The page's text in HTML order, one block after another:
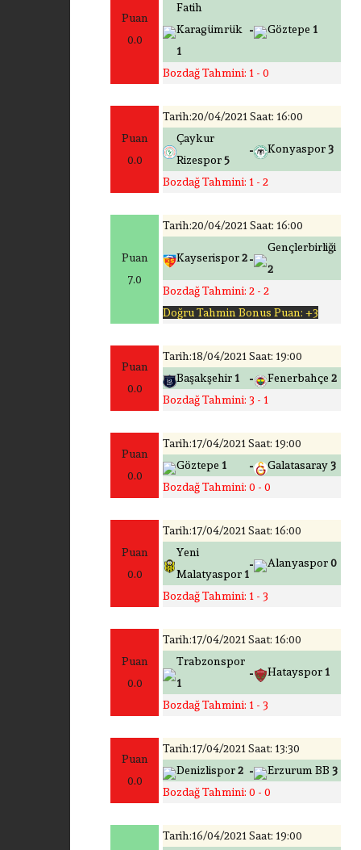
Puan
0.0
Fatih
Karagümrük
1
- Göztepe 1
Bozdağ Tahmini: 1 - 0
Puan
0.0
Tarih:20/04/2021 Saat: 16:00
Çaykur
Rizespor5
- Konyaspor3
Bozdağ Tahmini: 1 - 2
Puan
7.0
Tarih:20/04/2021 Saat: 16:00
Kayserispor2-
Gençlerbirliği
2
Bozdağ Tahmini: 2 - 2
Doğru Tahmin Bonus Puan: +3
Puan
0.0
Tarih:18/04/2021 Saat: 19:00
Başakşehir1 - Fenerbahçe 2
Bozdağ Tahmini: 3 - 1
Puan
0.0
Tarih:17/04/2021 Saat: 19:00
Göztepe 1 - Galatasaray3
Bozdağ Tahmini: 0 - 0
Puan
0.0
Tarih:17/04/2021 Saat: 16:00
Yeni
Malatyaspor1
- Alanyaspor0
Bozdağ Tahmini: 1 - 3
Puan
0.0
Tarih:17/04/2021 Saat: 16:00
Trabzonspor
1
- Hatayspor1
Bozdağ Tahmini: 1 - 3
Puan
0.0
Tarih:17/04/2021 Saat: 13:30
Denizlispor2 - Erzurum BB 3
Bozdağ Tahmini: 0 - 0
Tarih:16/04/2021 Saat: 19:00